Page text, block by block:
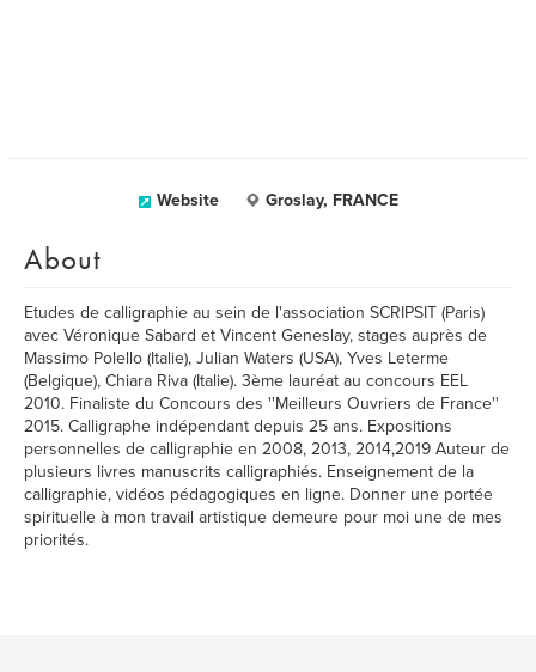
Website Groslay, FRANCE
About
Etudes de calligraphie au sein de l'association SCRIPSIT (Paris)
avec Véronique Sabard et Vincent Geneslay, stages auprès de
Massimo Polello (Italie), Julian Waters (USA), Yves Leterme
(Belgique), Chiara Riva (Italie). 3ème lauréat au concours EEL
2010. Finaliste du Concours des ''Meilleurs Ouvriers de France''
2015. Calligraphe indépendant depuis 25 ans. Expositions
personnelles de calligraphie en 2008, 2013, 2014,2019 Auteur de
plusieurs livres manuscrits calligraphiés. Enseignement de la
calligraphie, vidéos pédagogiques en ligne. Donner une portée
spirituelle à mon travail artistique demeure pour moi une de mes
priorités.